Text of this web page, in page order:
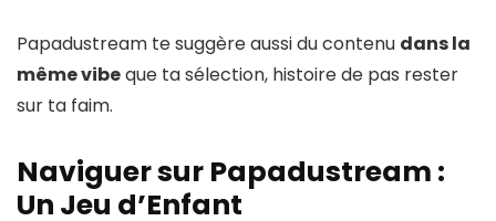
Papadustream te suggère aussi du contenu dans la
même vibeque ta sélection, histoire de pas rester
sur ta faim.
Naviguer sur Papadustream :
Un Jeu d’Enfant